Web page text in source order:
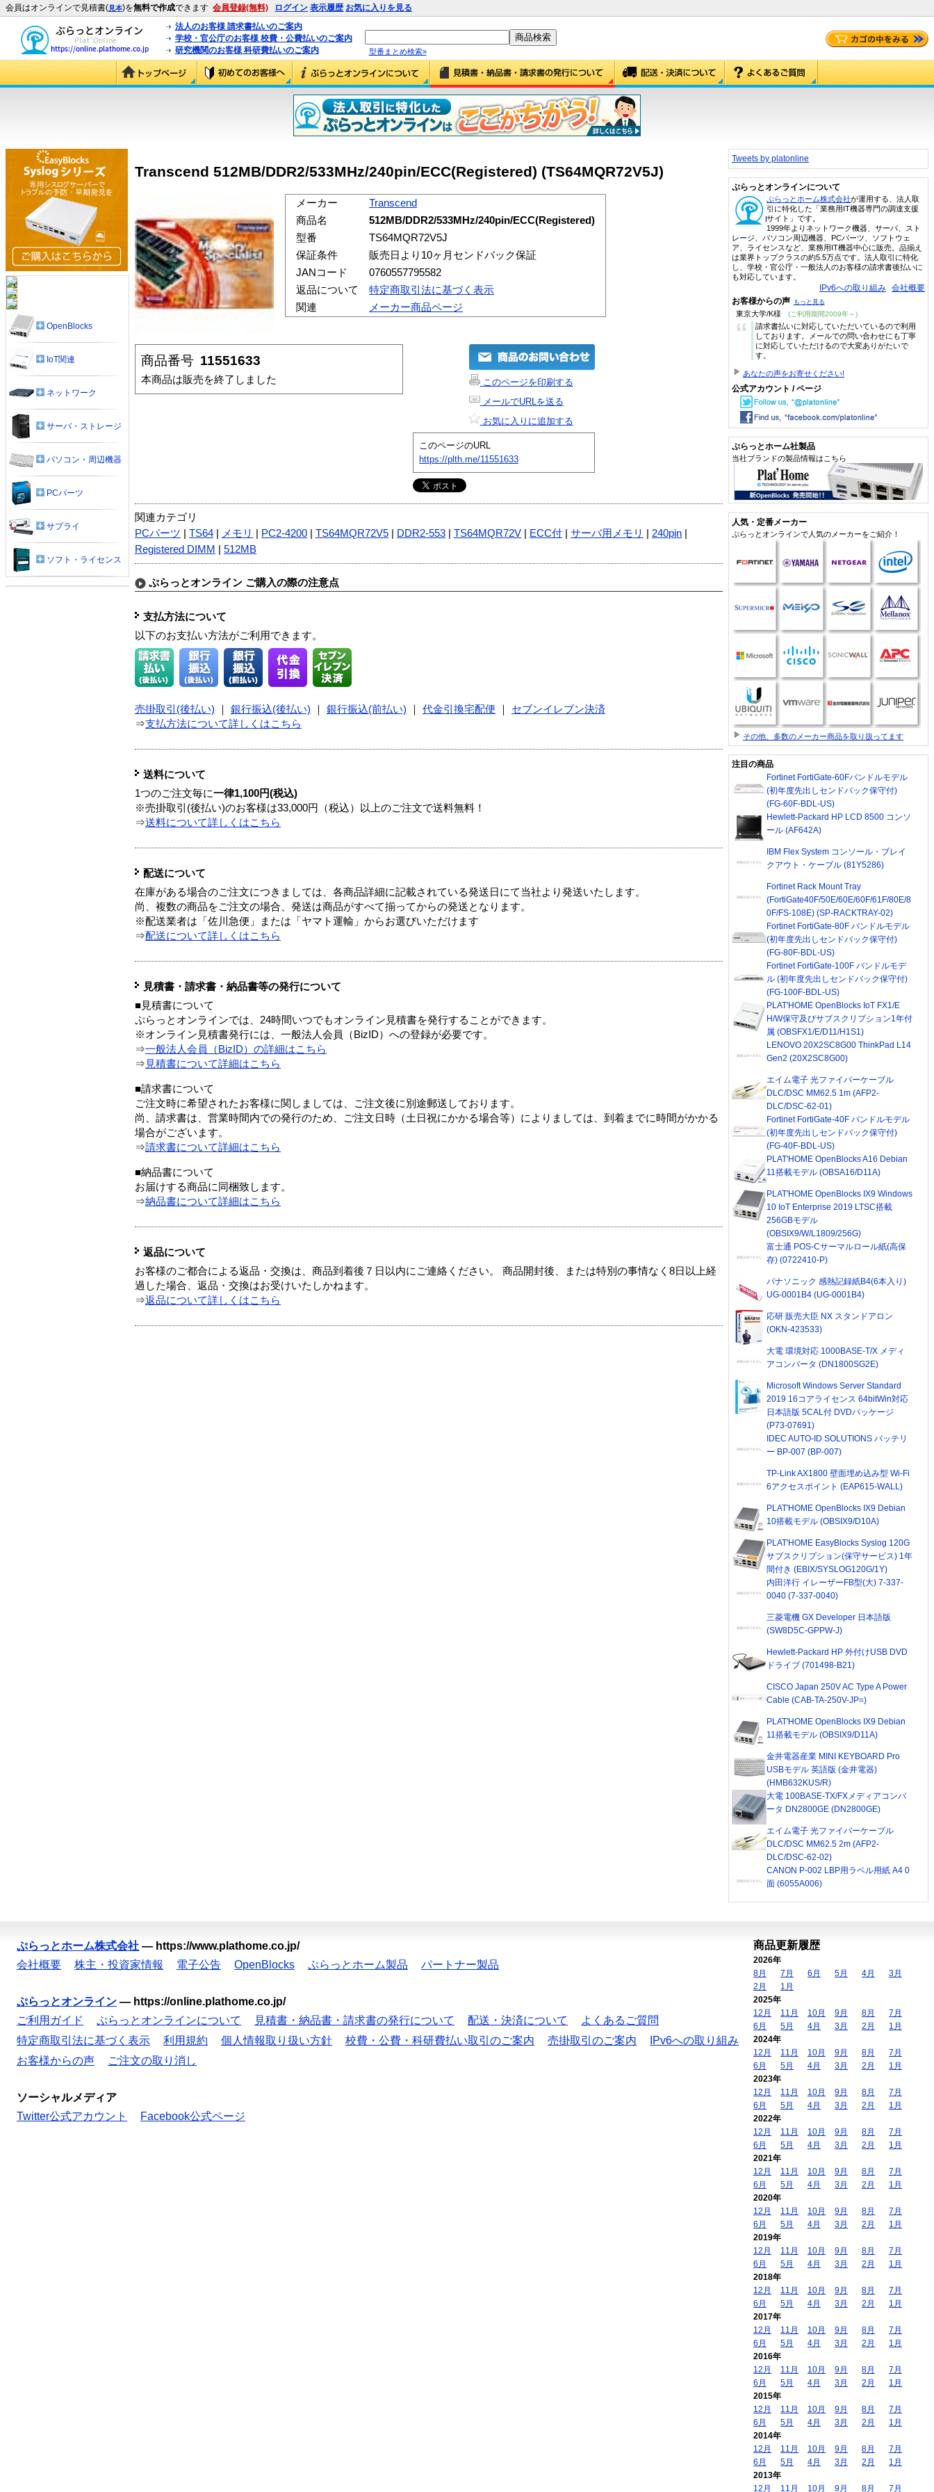
会員はオンラインで見積書(見本)を無料で作成できます 会員登録(無料) ログイン 表示履歴 お気に入りを見る
法人のお客様 請求書払いのご案内
学校・官公庁のお客様 校費・公費払いのご案内
研究機関のお客様 科研費払いのご案内
型番まとめ検索»
Transcend 512MB/DDR2/533MHz/240pin/ECC(Registered) (TS64MQR72V5J)
メーカー
Transcend
商品名
512MB/DDR2/533MHz/240pin/ECC(Registered)
型番
TS64MQR72V5J
保証条件
販売日より10ヶ月センドバック保証
JANコード
0760557795582
返品について
特定商取引法に基づく表示
関連
メーカー商品ページ
商品番号 11551633
本商品は販売を終了しました
このページを印刷する
メールでURLを送る
お気に入りに追加する
このページのURL
https://plth.me/11551633
関連カテゴリ
PCパーツ
TS64 メモリ PC2-4200 TS64MQR72V5 DDR2-553 TS64MQR72V ECC付 サーバ用メモリ 240pin
Registered DIMM
512MB
ぷらっとオンライン ご購入の際の注意点
支払方法について
以下のお支払い方法がご利用できます。
売掛取引(後払い) 銀行振込(後払い) 銀行振込(前払い) 代金引換宅配便
セブンイレブン決済
⇒支払方法について詳しくはこちら
送料について
1つのご注文毎に一律1,100円(税込)
※売掛取引(後払い)のお客様は33,000円（税込）以上のご注文で送料無料！
⇒送料について詳しくはこちら
配送について
在庫がある場合のご注文につきましては、各商品詳細に記載されている発送日にて当社より発送いたします。
尚、複数の商品をご注文の場合、発送は商品がすべて揃ってからの発送となります。
※配送業者は「佐川急便」または「ヤマト運輸」からお選びいただけます
⇒配送について詳しくはこちら
見積書・請求書・納品書等の発行について
■見積書について
ぷらっとオンラインでは、24時間いつでもオンライン見積書を発行することができます。
※オンライン見積書発行には、一般法人会員（BizID）への登録が必要です。
⇒一般法人会員（BizID）の詳細はこちら
⇒ 見積書について詳細はこちら
■請求書について
ご注文時に希望されたお客様に関しましては、ご注文後に別途郵送しております。
尚、請求書は、営業時間内での発行のため、ご注文日時（土日祝にかかる場合等）によりましては、到着までに時間がかかる
場合がございます。
⇒請求書について詳細はこちら
■納品書について
お届けする商品に同梱致します。
⇒納品書について詳細はこちら
返品について
お客様のご都合による返品・交換は、商品到着後７日以内にご連絡ください。 商品開封後、または特別の事情なく8日以上経
過した場合、返品・交換はお受けいたしかねます。
⇒返品について詳しくはこちら
OpenBlocks
IoT関連
ネットワーク
サーバ・ストレージ
パソコン・周辺機器
PCパーツ
サプライ
ソフト・ライセンス
Tweets by platonline
ぷらっとオンラインについて
ぷらっとホーム株式会社が運用する、法人取
引に特化した「業務用IT機器専門の調達支援
サイト」です。
1999年よりネットワーク機器、サーバ、スト
レージ、パソコン周辺機器、PCパーツ、ソフトウェ
ア、ライセンスなど、業務用IT機器中心に販売。品揃え
は業界トップクラスの約5.5万点です。法人取引に特化
し、学校・官公庁・一般法人のお客様の請求書後払いに
も対応しています。
IPv6への取り組み 会社概要
お客様からの声 もっと見る
東京大学/K様 (ご利用期間2009年～)
“
請求書払いに対応していただいているので利用
しております。メールでの問い合わせにも丁寧
に対応していただけるので大変ありがたいで
す。
あなたの声をお寄せください!
公式アカウント / ページ
ぷらっとホーム社製品
当社ブランドの製品情報はこちら
人気・定番メーカー
ぷらっとオンラインで人気のメーカーをご紹介！
その他、多数のメーカー商品を取り扱ってます
注目の商品
Fortinet FortiGate-60Fバンドルモデル
(初年度先出しセンドバック保守付)
(FG-60F-BDL-US)
Hewlett-Packard HP LCD 8500 コンソ
ール (AF642A)
IBM Flex System コンソール・ブレイ
クアウト・ケーブル (81Y5286)
Fortinet Rack Mount Tray
(FortiGate40F/50E/60E/60F/61F/80E/8
0F/FS-108E) (SP-RACKTRAY-02)
Fortinet FortiGate-80F バンドルモデル
(初年度先出しセンドバック保守付)
(FG-80F-BDL-US)
Fortinet FortiGate-100F バンドルモデ
ル (初年度先出しセンドバック保守付)
(FG-100F-BDL-US)
PLAT'HOME OpenBlocks IoT FX1/E
H/W保守及びサブスクリプション1年付
属 (OBSFX1/E/D11/H1S1)
LENOVO 20X2SC8G00 ThinkPad L14
Gen2 (20X2SC8G00)
エイム電子 光ファイバーケーブル
DLC/DSC MM62.5 1m (AFP2-
DLC/DSC-62-01)
Fortinet FortiGate-40F バンドルモデル
(初年度先出しセンドバック保守付)
(FG-40F-BDL-US)
PLAT'HOME OpenBlocks A16 Debian
11搭載モデル (OBSA16/D11A)
PLAT'HOME OpenBlocks IX9 Windows
10 IoT Enterprise 2019 LTSC搭載
256GBモデル
(OBSIX9/W/L1809/256G)
富士通 POS-Cサーマルロール紙(高保
存) (0722410-P)
パナソニック 感熱記録紙B4(6本入り)
UG-0001B4 (UG-0001B4)
応研 販売大臣 NX スタンドアロン
(OKN-423533)
大電 環境対応 1000BASE-T/X メディ
アコンバータ (DN1800SG2E)
Microsoft Windows Server Standard
2019 16コアライセンス 64bitWin対応
日本語版 5CAL付 DVDパッケージ
(P73-07691)
IDEC AUTO-ID SOLUTIONS バッテリ
ー BP-007 (BP-007)
TP-Link AX1800 壁面埋め込み型 Wi-Fi
6アクセスポイント (EAP615-WALL)
PLAT'HOME OpenBlocks IX9 Debian
10搭載モデル (OBSIX9/D10A)
PLAT'HOME EasyBlocks Syslog 120G
サブスクリプション(保守サービス) 1年
間付き (EBIX/SYSLOG120G/1Y)
内田洋行 イレーザーFB型(大) 7-337-
0040 (7-337-0040)
三菱電機 GX Developer 日本語版
(SW8D5C-GPPW-J)
Hewlett-Packard HP 外付けUSB DVD
ドライブ (701498-B21)
CISCO Japan 250V AC Type A Power
Cable (CAB-TA-250V-JP=)
PLAT'HOME OpenBlocks IX9 Debian
11搭載モデル (OBSIX9/D11A)
金井電器産業 MINI KEYBOARD Pro
USBモデル 英語版 (金井電器)
(HMB632KUS/R)
大電 100BASE-TX/FXメディアコンバ
ータ DN2800GE (DN2800GE)
エイム電子 光ファイバーケーブル
DLC/DSC MM62.5 2m (AFP2-
DLC/DSC-62-02)
CANON P-002 LBP用ラベル用紙 A4 0
面 (6055A006)
ぷらっとホーム株式会社 — https://www.plathome.co.jp/
会社概要
株主・投資家情報 電子公告 OpenBlocks ぷらっとホーム製品 パートナー製品
ぷらっとオンライン — https://online.plathome.co.jp/
ご利用ガイド
ぷらっとオンラインについて 見積書・納品書・請求書の発行について 配送・決済について
よくあるご質問
特定商取引法に基づく表示
利用規約 個人情報取り扱い方針 校費・公費・科研費払い取引のご案内 売掛取引のご案内
IPv6への取り組み
お客様からの声
ご注文の取り消し
ソーシャルメディア
Twitter公式アカウント
Facebook公式ページ
商品更新履歴
2026年
8月
7月 6月 5月 4月
3月
2月
1月
2025年
12月
11月 10月 9月 8月
7月
6月
5月 4月 3月 2月
1月
2024年
12月
11月 10月 9月 8月
7月
6月
5月 4月 3月 2月
1月
2023年
12月
11月 10月 9月 8月
7月
6月
5月 4月 3月 2月
1月
2022年
12月
11月 10月 9月 8月
7月
6月
5月 4月 3月 2月
1月
2021年
12月
11月 10月 9月 8月
7月
6月
5月 4月 3月 2月
1月
2020年
12月
11月 10月 9月 8月
7月
6月
5月 4月 3月 2月
1月
2019年
12月
11月 10月 9月 8月
7月
6月
5月 4月 3月 2月
1月
2018年
12月
11月 10月 9月 8月
7月
6月
5月 4月 3月 2月
1月
2017年
12月
11月 10月 9月 8月
7月
6月
5月 4月 3月 2月
1月
2016年
12月
11月 10月 9月 8月
7月
6月
5月 4月 3月 2月
1月
2015年
12月
11月 10月 9月 8月
7月
6月
5月 4月 3月 2月
1月
2014年
12月
11月 10月 9月 8月
7月
6月
5月 4月 3月 2月
1月
2013年
12月
11月 10月 9月 8月 7月